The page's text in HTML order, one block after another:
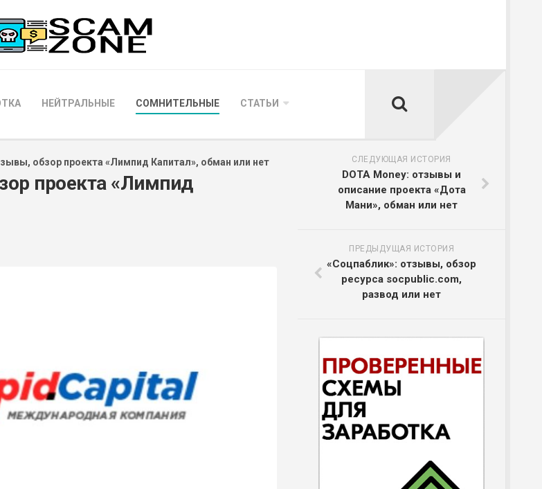
НЕЙТРАЛЬНЫЕ СОМНИТЕЛЬНЫЕ СТАТЬИ
обзор проекта «Лимпид Капитал», обман или нет
проекта «Лимпид
СЛЕДУЮЩАЯ ИСТОРИЯ
DOTA Money: отзывы и
описание проекта «Дота
Мани», обман или нет
ПРЕДЫДУЩАЯ ИСТОРИЯ
«Соцпаблик»: отзывы, обзор
ресурса socpublic.com,
развод или нет